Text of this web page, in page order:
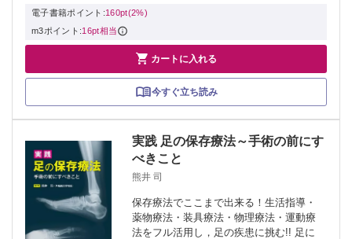
パーキンソニズムの最新の研究動向，現
電子書籍ポイント:160pt(2%)
m3ポイント:16pt相当
 カートに入れる
今すぐ立ち読み
実践 足の保存療法～手術の前にす
べきこと
熊井 司
保存療法でここまで出来る！生活指導・
薬物療法・装具療法・物理療法・運動療
法をフル活用し，足の疾患に挑む!! 足に